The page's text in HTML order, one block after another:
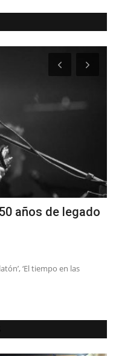
años de legado
‘El tiempo en las